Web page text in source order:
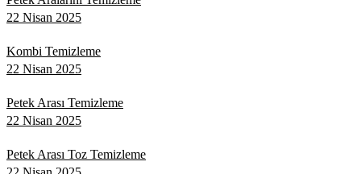
22 Nisan 2025
Kombi Temizleme
22 Nisan 2025
Petek Arası Temizleme
22 Nisan 2025
Petek Arası Toz Temizleme